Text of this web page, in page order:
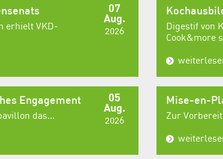
07
Aug.
2026
erhielt VKD-
Digestif von
Cook&more
05
Aug.
2026
Engagement
das...
Mise-en-
Zur